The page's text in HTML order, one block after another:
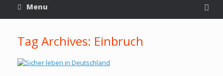
Menu
Tag Archives: Einbruch